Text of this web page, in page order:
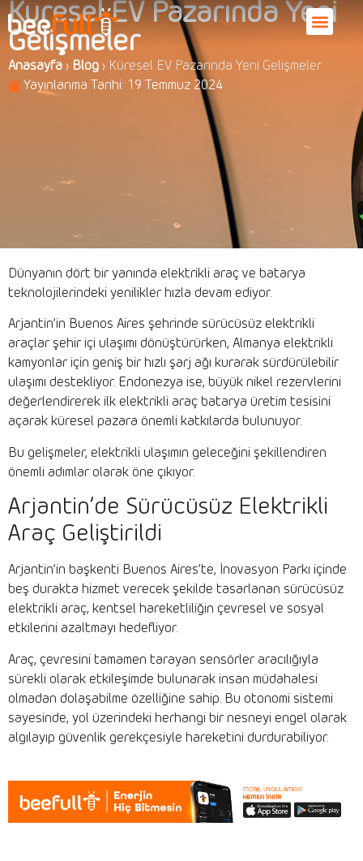
Küresel EV Pazarında Yeni
Gelişmeler
Anasayfa › Blog › Küresel EV Pazarında Yeni Gelişmeler
Yayınlanma Tarihi: 19 Temmuz 2024
Dünyanın dört bir yanında elektrikli araç ve batarya
teknolojilerindeki yenilikler hızla devam ediyor.
Arjantin’in Buenos Aires şehrinde sürücüsüz elektrikli
araçlar şehir içi ulaşımı dönüştürürken, Almanya elektrikli
kamyonlar için geniş bir hızlı şarj ağı kurarak sürdürülebilir
ulaşımı destekliyor. Endonezya ise, büyük nikel rezervlerini
değerlendirerek ilk elektrikli araç batarya üretim tesisini
açarak küresel pazara önemli katkılarda bulunuyor.
Bu gelişmeler, elektrikli ulaşımın geleceğini şekillendiren
önemli adımlar olarak öne çıkıyor.
Arjantin’de Sürücüsüz Elektrikli
Araç Geliştirildi
Arjantin’in başkenti Buenos Aires’te, İnovasyon Parkı içinde
beş durakta hizmet verecek şekilde tasarlanan sürücüsüz
elektrikli araç, kentsel hareketliliğin çevresel ve sosyal
etkilerini azaltmayı hedefliyor.
Araç, çevresini tamamen tarayan sensörler aracılığıyla
sürekli olarak etkileşimde bulunarak insan müdahalesi
olmadan dolaşabilme özelliğine sahip. Bu otonomi sistemi
sayesinde, yol üzerindeki herhangi bir nesneyi engel olarak
algılayıp güvenlik gerekçesiyle hareketini durdurabiliyor.